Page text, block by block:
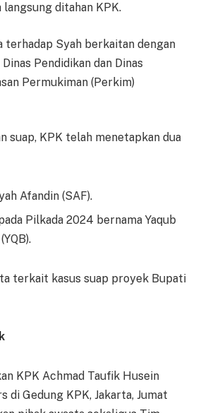
ditahan KPK.
terhadap Syah berkaitan dengan
Pendidikan dan Dinas
Permukiman (Perkim)
suap, KPK telah menetapkan dua
Afandin (SAF).
Pilkada 2024 bernama Yaqub
terkait kasus suap proyek Bupati
KPK Achmad Taufik Husein
di Gedung KPK, Jakarta, Jumat